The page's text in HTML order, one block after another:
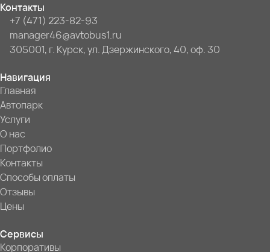
Контакты
+7 (471) 223-82-93
manager46@avtobus1.ru
305001, г. Курск, ул. Дзержинского, 40, оф. 30
Навигация
Главная
Автопарк
Услуги
О нас
Портфолио
Контакты
Способы оплаты
Отзывы
Цены
Сервисы
Корпоративы